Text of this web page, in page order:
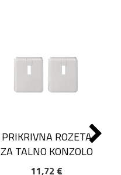
PRIKRIVNA ROZETA
ZA TALNO KONZOLO
11,72 €